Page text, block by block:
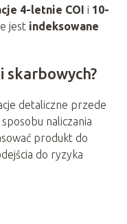
4-letnie COI i 10-
jest indeksowane
skarbowych?
detaliczne przede
naliczania
produkt do
do ryzyka